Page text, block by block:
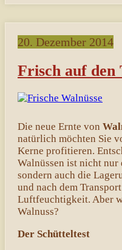
20. Dezember 2014
Frisch auf den
Die neue Ernte von
natürlich möchten Sie
Kerne profitieren.
Walnüssen ist nicht
sondern auch die
und nach dem
Luftfeuchtigkeit. Aber
Walnuss?
Der Schütteltest